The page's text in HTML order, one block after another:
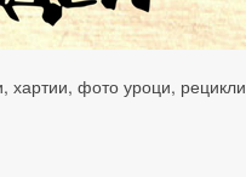
хартии, фото уроци,